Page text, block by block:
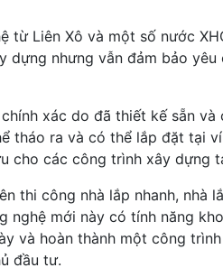
từ Liên Xô và một số nước
nhưng vẫn đảm bảo yêu
xác do đã thiết kế sẵn
tháo ra và có thể lắp đặt tại
cho các công trình xây dựng
thi công nhà lắp nhanh, nhà
nghệ mới này có tính năng
và hoàn thành một công
đầu tư.